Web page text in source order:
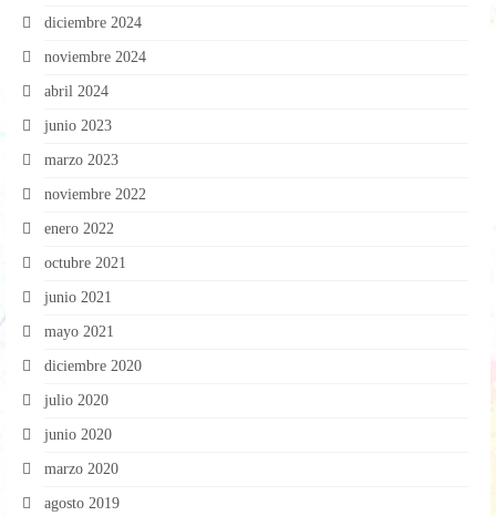
diciembre 2024
noviembre 2024
abril 2024
junio 2023
marzo 2023
noviembre 2022
enero 2022
octubre 2021
junio 2021
mayo 2021
diciembre 2020
julio 2020
junio 2020
marzo 2020
agosto 2019